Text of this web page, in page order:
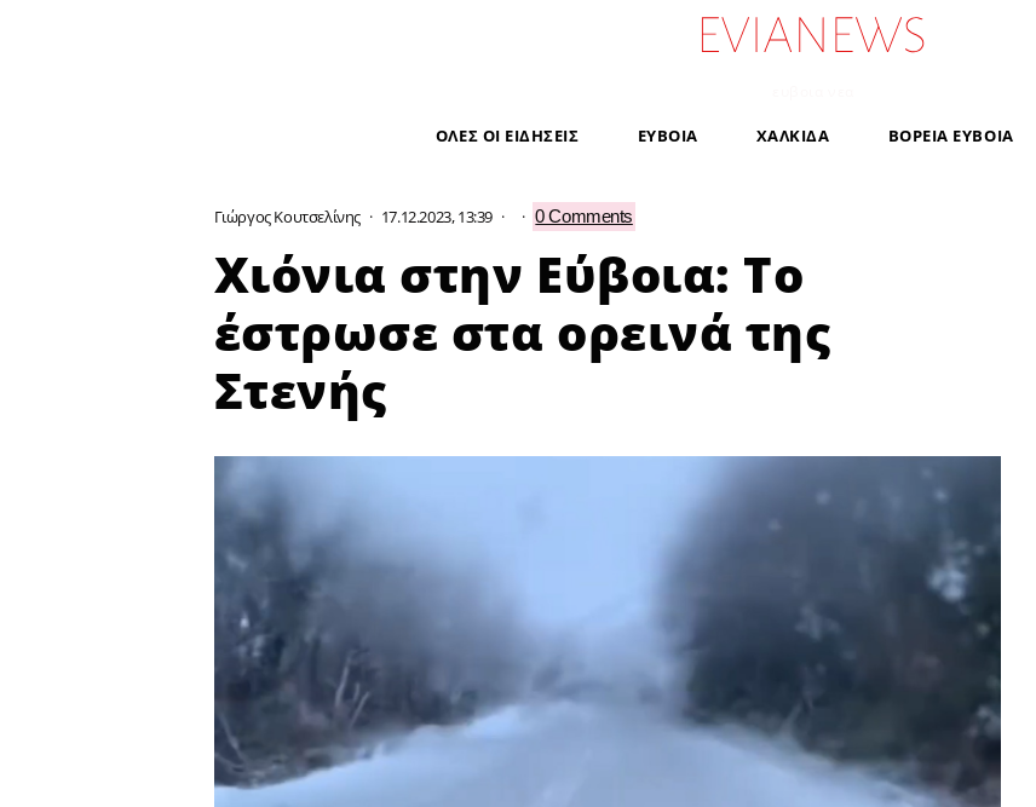
ΟΛΕΣ ΟΙ ΕΙΔΗΣΕΙΣ ΕΥΒΟΙΑ ΧΑΛΚΙΔΑ ΒΟΡΕΙΑ ΕΥΒΟΙΑ
Γιώργος Κουτσελίνης · 17.12.2023, 13:39 · · 0 Comments
Χιόνια στην Εύβοια: Το
έστρωσε στα ορεινά της
Στενής